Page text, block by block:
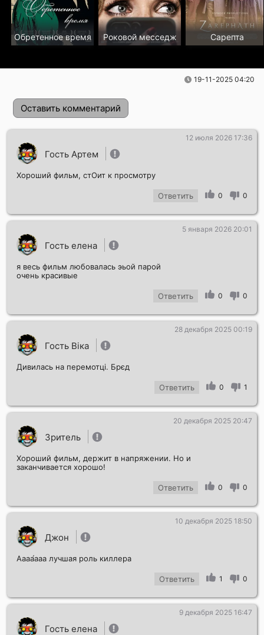
Обретенное время Роковой месседж Сарепта
19-11-2025 04:20
Оставить комментарий
Отправить!
Гость Артем
12 июля 2026 17:36
Хороший фильм, стОит к просмотру
Ответить 0 0
Гость елена
5 января 2026 20:01
я весь фильм любовалась эьой парой
очень красивые
Ответить 0 0
Гость Віка
28 декабря 2025 00:19
Дивилась на перемотці. Брєд
Ответить 0 1
Зритель
20 декабря 2025 20:47
Хороший фильм, держит в напряжении. Но и
заканчивается хорошо!
Ответить 0 0
Джон
10 декабря 2025 18:50
Аааа́ааа лучшая роль киллера
Ответить 1 0
Гость елена
9 декабря 2025 16:47